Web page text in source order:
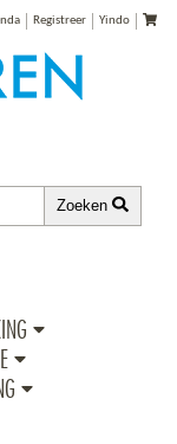
Registreer Yindo
Zoeken